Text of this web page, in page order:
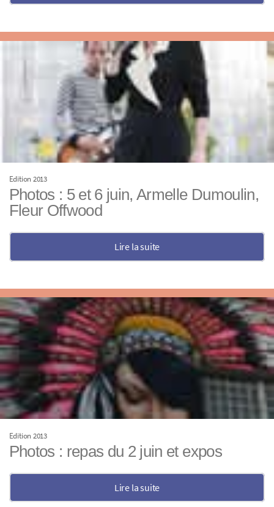
Edition 2013
Photos : 5 et 6 juin, Armelle Dumoulin,
Fleur Offwood
Lire la suite
Edition 2013
Photos : repas du 2 juin et expos
Lire la suite